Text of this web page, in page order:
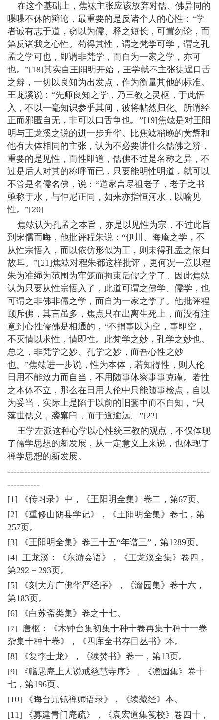
在这个基础上，焦竑主张应该放弃对儒、佛异同的
喋喋不休的辩论，最重要的是反诸个人的心性：“学
者诚有志于道，窃以为儒、释之短长，可置勿论，而
第反诸我之心性。苟得其性，谓之梵学可学，谓之孔
孟之学可也，即谓非梵学，而自为一家之学，亦可
也。”[18]其实自王阳明开始，王学就不主张徒逞口舌
之辨，一切以良知为出发点，作为衡量其他的标准。
王龙溪说：“先师良知之学，乃三教之灵枢，于此悟
入，不以一毫知识参乎其间，彼将帖然归化。所谓经
正而邪匿自无，非可以口舌争也。”[19]焦竑是对王阳
明与王龙溪之说的进一步升华。比焦竑稍晚的黄辉和
他有大体相同的主张，认为不必要讲什么儒佛之辨，
重要的是见性，而性即道，儒佛不过是名称之异，不
过是后人对其的称呼而已，只要能明性明道，就可以
不管是名儒名佛，说：“道家言尽祖老子，老子之书
亟称于水，与仲尼正同，如来亦指恒河水，以喻见
性。”[20]
焦竑认为孔孟之本旨，亦是以见性为宗，不过此旨
到宋儒而晦，他批评程朱说：“伊川、晦庵之学，不
从性宗悟入，而以依仿形似为工，则未得孔孟之依归
故耳。”[21]焦竑对程朱都这样批评，更何况一意以程
朱为准绳为范围为牢笼而拘束后儒之学了。因此焦竑
认为只要从性宗悟入了，此道可谓之佛学、儒学，也
可谓之非佛非儒之学，而自为一家之学了。他批评程
颐斥佛，其言虽多，焦点只在出离生死上，而没有注
意到心性儒佛是相通的，“不捐事以为空，事即空，
不灭情以求性，情即性。此梵学之妙，孔学之妙也。
总之，非梵学之妙、孔学之妙，而吾心性之妙
也。”焦竑进一步说，性为本体，若知得性，则人伦
日用不能致力而自当，不用随事体察事事克谨。若性
之本体不立，那么在日用人伦中只能随事检点，自以
为妥当，实际上是陷于以前的旧套中而不自知，“只
落世儒义，袭窠臼，而于道逾远。”[22]
王学左派这种心学以心性统三教的观点，不仅体现
了儒学思想的新发展，从一定意义上来说，也体现了
禅学思想的新发展。
---------------------------------------------------------------------
-----------
[1] 《传习录》中，《王阳明全集》卷二，第67页。
[2] 《重修山阴县学记》，《王阳明全集》卷七，第
257页。
[3] 《王阳明全集》卷三十五“年谱三”，第1289页。
[4] 王龙溪：《东游会语》，《王龙溪全集》卷四，
第292－293页。
[5] 《刻大方广佛华严经序》，《澹园集》卷十六，
第183页。
[6] 《白苏斋类集》卷之十七。
[7] 唐枢：《木钟台集初集十种十卷再集十种十一卷
杂集十种十卷》，《四库全书存目丛书》本。
[8] 《复李士龙》，《续焚书》卷一，第13页。
[9] 《赠愚庵上人说戒慈慧寺序》，《澹园集》卷十
七，第196页。
[10] 《晦台元镜禅师语录》，《续藏经》本。
[11] 《募建青门庵疏》，《袁宏道集笺校》卷四十，